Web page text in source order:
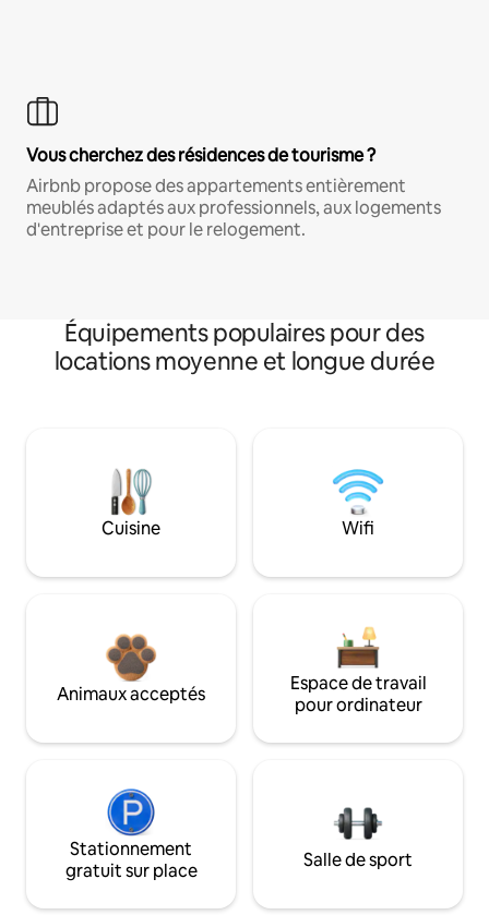
Vous cherchez des résidences de tourisme ?
Airbnb propose des appartements entièrement
meublés adaptés aux professionnels, aux logements
d'entreprise et pour le relogement.
Équipements populaires pour des
locations moyenne et longue durée
Cuisine Wifi
Animaux acceptés
Espace de travail
pour ordinateur
Stationnement
gratuit sur place
Salle de sport